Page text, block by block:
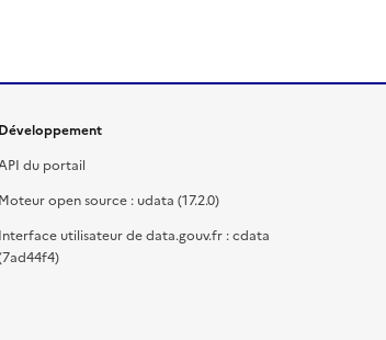
Développement
du portail
Moteur open source : udata (17.2.0)
Interface utilisateur de data.gouv.fr : cdata